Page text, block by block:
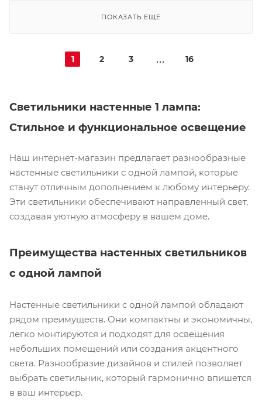
ПОКАЗАТЬ ЕЩЕ
1 2 3 16
Светильники настенные 1 лампа:
Стильное и функциональное освещение
Наш интернет-магазин предлагает разнообразные
настенные светильники с одной лампой, которые
станут отличным дополнением к любому интерьеру.
Эти светильники обеспечивают направленный свет,
создавая уютную атмосферу в вашем доме.
Преимущества настенных светильников
с одной лампой
Настенные светильники с одной лампой обладают
рядом преимуществ. Они компактны и экономичны,
легко монтируются и подходят для освещения
небольших помещений или создания акцентного
света. Разнообразие дизайнов и стилей позволяет
выбрать светильник, который гармонично впишется
в ваш интерьер.